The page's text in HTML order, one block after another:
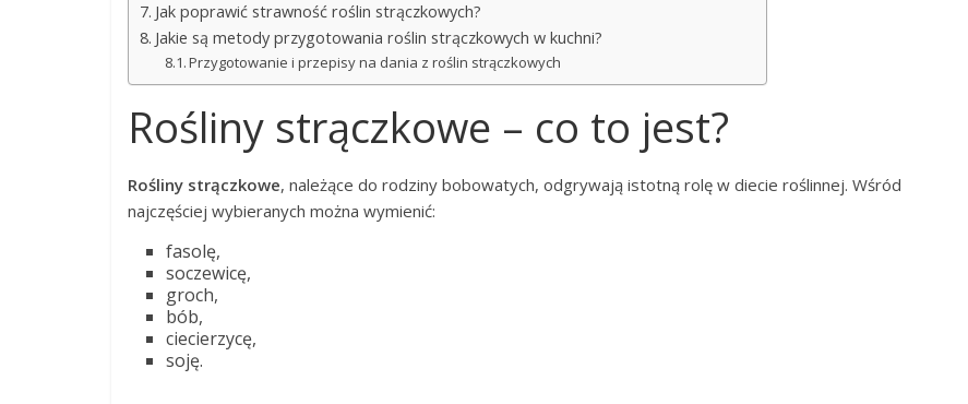
Jak poprawić strawność roślin strączkowych?
Jakie są metody przygotowania roślin strączkowych w kuchni?
Przygotowanie i przepisy na dania z roślin strączkowych
Rośliny strączkowe – co to jest?
Rośliny strączkowe, należące do rodziny bobowatych, odgrywają istotną rolę w diecie roślinnej. Wśród
najczęściej wybieranych można wymienić:
fasolę,
soczewicę,
groch,
bób,
ciecierzycę,
soję.